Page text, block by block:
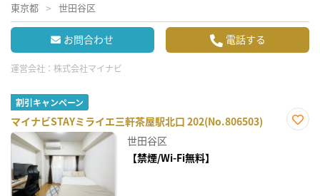
東京都 世田谷区
お問合わせ 電話する
運営会社： 株式会社マイナビ
割引キャンペーン
マイナビSTAYミライエ三軒茶屋駅北口 202(No.806503)
世田谷区
【禁煙/Wi-Fi無料】